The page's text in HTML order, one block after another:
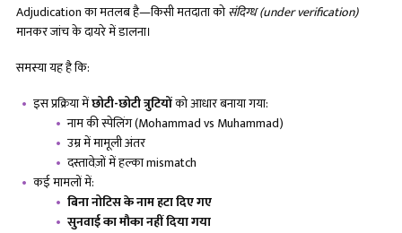
Adjudication का मतलब है—किसी मतदाता कोसंदिग्ध (under verification)
मानकर जांच के दायरे में डालना।
समस्या यह है कि:
इस प्रक्रिया मेंछोटी-छोटी त्रुटियोंको आधार बनाया गया:
नाम की स्पेलिंग (Mohammad vs Muhammad)
उम्र में मामूली अंतर
दस्तावेज़ों में हल्का mismatch
कई मामलों में:
बिना नोटिस के नाम हटा दिए गए
सुनवाई का मौका नहीं दिया गया